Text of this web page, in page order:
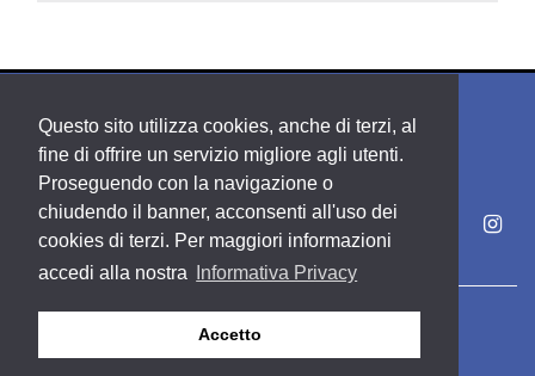
Questo sito utilizza cookies, anche di terzi, al
fine di offrire un servizio migliore agli utenti.
Proseguendo con la navigazione o
chiudendo il banner, acconsenti all'uso dei
cookies di terzi. Per maggiori informazioni
accedi alla nostra
Informativa Privacy
Accetto
Copyright PDE srl società del Gruppo Feltrinelli S. p. A.